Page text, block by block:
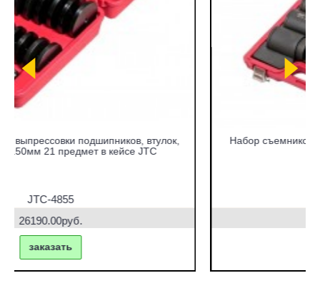
Набор съемников сайлентблоков под гидравлический
привод в кейсе JTC